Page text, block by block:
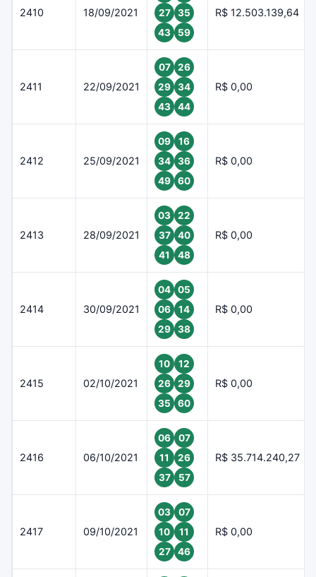
2410 18/09/2021
27
35
43
59
R$ 12.503.139,64
2411 22/09/2021
07
26
29
34
43
44
R$ 0,00
2412 25/09/2021
09
16
34
36
49
60
R$ 0,00
2413 28/09/2021
03
22
37
40
41
48
R$ 0,00
2414 30/09/2021
04
05
06
14
29
38
R$ 0,00
2415 02/10/2021
10
12
26
29
35
60
R$ 0,00
2416 06/10/2021
06
07
11
26
37
57
R$ 35.714.240,27
2417 09/10/2021
03
07
10
11
27
46
R$ 0,00